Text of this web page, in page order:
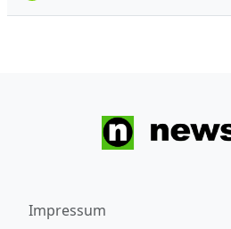
Impressum